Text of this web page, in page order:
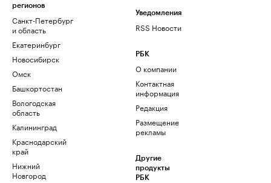
регионов
Санкт-Петербург
и область
Екатеринбург
Новосибирск
Омск
Башкортостан
Вологодская
область
Калининград
Краснодарский
край
Нижний
Новгород
Уведомления
RSS Новости
РБК
О компании
Контактная
информация
Редакция
Размещение
рекламы
Другие
продукты
РБК